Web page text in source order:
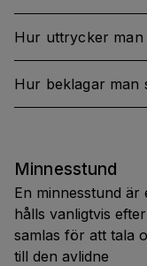
Hur uttrycker man
Hur beklagar man
Minnesstund
En minnesstund är
hålls vanligtvis
samlas för att tala
till den avlidne